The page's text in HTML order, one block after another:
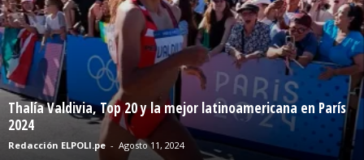
Thalía Valdivia, Top 20 y la mejor latinoamericana en París
2024
Redacción ELPOLI.pe - Agosto 11, 2024